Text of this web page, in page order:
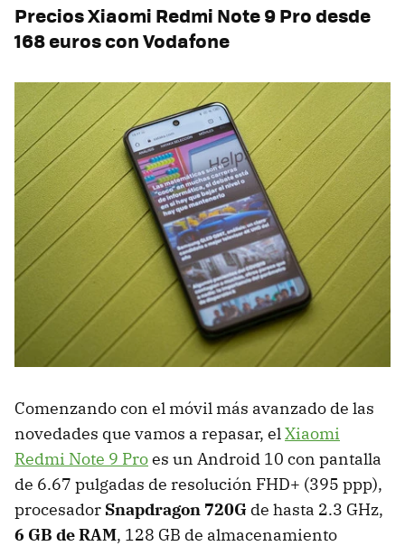
Precios Xiaomi Redmi Note 9 Pro desde
168 euros con Vodafone
Comenzando con el móvil más avanzado de las
novedades que vamos a repasar, el Xiaomi
Redmi Note 9 Proes un Android 10 con pantalla
de 6.67 pulgadas de resolución FHD+ (395 ppp),
procesador Snapdragon 720G de hasta 2.3 GHz,
6 GB de RAM, 128 GB de almacenamiento